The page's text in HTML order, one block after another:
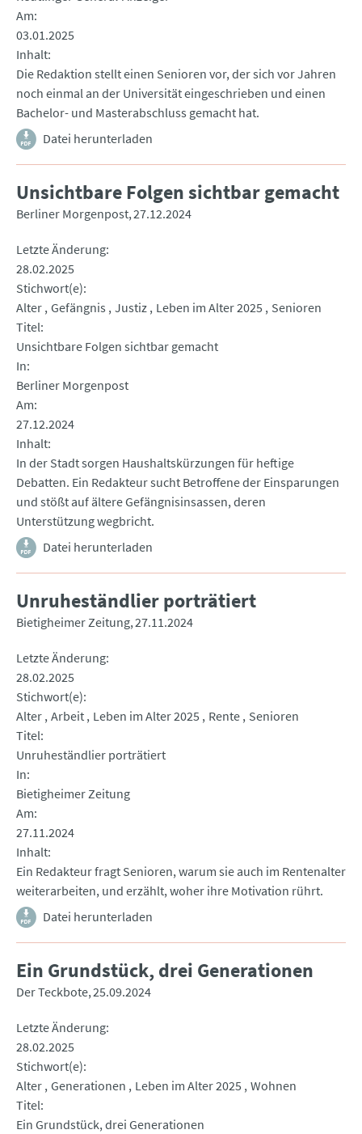
Am
03.01.2025
Inhalt
Die Redaktion stellt einen Senioren vor, der sich vor Jahren
noch einmal an der Universität eingeschrieben und einen
Bachelor- und Masterabschluss gemacht hat.
Datei herunterladen
Unsichtbare Folgen sichtbar gemacht
Berliner Morgenpost 27.12.2024
Letzte Änderung
28.02.2025
Stichwort(e)
Alter Gefängnis Justiz Leben im Alter 2025
Senioren
Titel
Unsichtbare Folgen sichtbar gemacht
In
Berliner Morgenpost
Am
27.12.2024
Inhalt
In der Stadt sorgen Haushaltskürzungen für heftige
Debatten. Ein Redakteur sucht Betroffene der Einsparungen
und stößt auf ältere Gefängnisinsassen, deren
Unterstützung wegbricht.
Datei herunterladen
Unruheständlier porträtiert
Bietigheimer Zeitung 27.11.2024
Letzte Änderung
28.02.2025
Stichwort(e)
Alter Arbeit Leben im Alter 2025 Rente Senioren
Titel
Unruheständlier porträtiert
In
Bietigheimer Zeitung
Am
27.11.2024
Inhalt
Ein Redakteur fragt Senioren, warum sie auch im Rentenalter
weiterarbeiten, und erzählt, woher ihre Motivation rührt.
Datei herunterladen
Ein Grundstück, drei Generationen
Der Teckbote 25.09.2024
Letzte Änderung
28.02.2025
Stichwort(e)
Alter Generationen Leben im Alter 2025 Wohnen
Titel
Ein Grundstück, drei Generationen